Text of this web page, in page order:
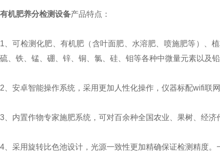
有机肥养分检测设备产品特点：
1、可检测化肥、有机肥（含叶面肥、水溶肥、喷施肥等）、
硫、铁、锰、硼、锌、铜、氯、硅、钼等各种中微量元素以及
2、安卓智能操作系统，采用更加人性化操作，仪器标配wifi联
3、内置作物专家施肥系统，可对百余种全国农业、果树、经
4、采用旋转比色池设计，光源一致性更加精确保证检测精度